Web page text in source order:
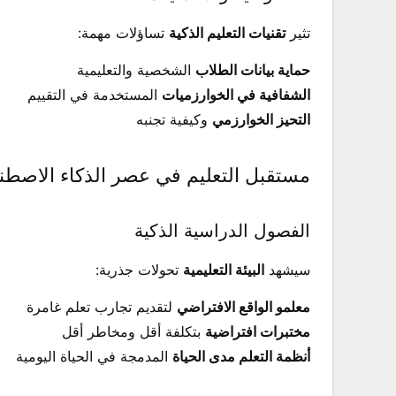
تثيرتقنيات التعليم الذكية تساؤلات مهمة:
حماية بيانات الطلاب الشخصية والتعليمية
الشفافية في الخوارزميات المستخدمة في التقييم
التحيز الخوارزمي وكيفية تجنبه
مستقبل التعليم في عصر الذكاء
الفصول الدراسية الذكية
سيشهد البيئة التعليمية تحولات جذرية:
معلمو الواقع الافتراضي لتقديم تجارب تعلم غامرة
مختبرات افتراضية بتكلفة أقل ومخاطر أقل
أنظمة التعلم مدى الحياة المدمجة في الحياة اليومية